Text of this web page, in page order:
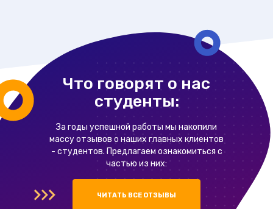
Что говорят о нас
студенты:
За годы успешной работы мы накопили
массу отзывов о наших главных клиентов
- студентов. Предлагаем ознакомиться с
частью из них:
ЧИТАТЬ ВСЕ ОТЗЫВЫ